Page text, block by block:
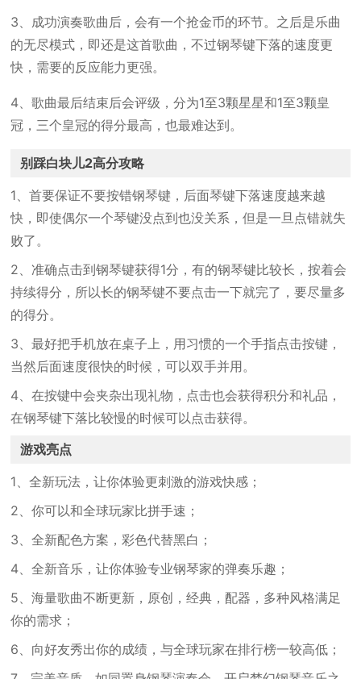
3、成功演奏歌曲后，会有一个抢金币的环节。之后是乐曲
的无尽模式，即还是这首歌曲，不过钢琴键下落的速度更
快，需要的反应能力更强。
4、歌曲最后结束后会评级，分为1至3颗星星和1至3颗皇
冠，三个皇冠的得分最高，也最难达到。
别踩白块儿2高分攻略
1、首要保证不要按错钢琴键，后面琴键下落速度越来越
快，即使偶尔一个琴键没点到也没关系，但是一旦点错就失
败了。
2、准确点击到钢琴键获得1分，有的钢琴键比较长，按着会
持续得分，所以长的钢琴键不要点击一下就完了，要尽量多
的得分。
3、最好把手机放在桌子上，用习惯的一个手指点击按键，
当然后面速度很快的时候，可以双手并用。
4、在按键中会夹杂出现礼物，点击也会获得积分和礼品，
在钢琴键下落比较慢的时候可以点击获得。
游戏亮点
1、全新玩法，让你体验更刺激的游戏快感；
2、你可以和全球玩家比拼手速；
3、全新配色方案，彩色代替黑白；
4、全新音乐，让你体验专业钢琴家的弹奏乐趣；
5、海量歌曲不断更新，原创，经典，配器，多种风格满足
你的需求；
6、向好友秀出你的成绩，与全球玩家在排行榜一较高低；